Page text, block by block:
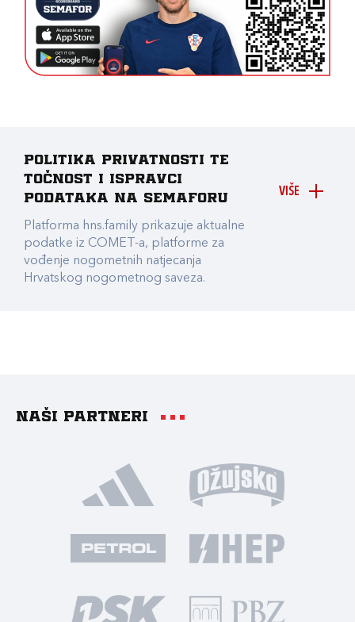
VIŠE
Politika privatnosti te
točnost i ispravci
podataka na Semaforu
Platforma hns.family prikazuje aktualne
podatke iz COMET-a, platforme za
vođenje nogometnih natjecanja
Hrvatskog nogometnog saveza.
Naši partneri